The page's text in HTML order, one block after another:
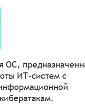
ОС,
ИТ-систем с